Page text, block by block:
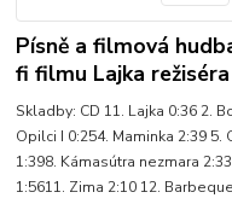
Písně a filmová
fi filmu Lajka
Skladby: CD 11. Lajka 0:36 2.
Opilci I 0:254. Maminka 2:39 5.
1:398. Kámasútra nezmara
1:5611. Zima 2:10 12.